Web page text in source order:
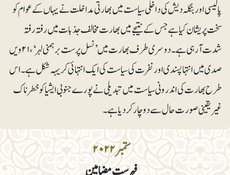
ستمبر ۲۰۲۲
پالیسی اور بنگلہ دیش کی داخلی سیاست میں بھارتی مداخلت نے یہاں کے عوام کو
سخت پریشان کیا ہے جس کے نتیجے میں بھارت مخالف جذبات میں رفتہ رفتہ
شدت آرہی ہے۔ دوسری طرف بھارت میں ’نسل پرست برہمنی لہر‘ ، ۲۱ویں
صدی میں انتہا پسندی اور نفرت کی سیاست کی ایک انتہائی کریہہ شکل ہے۔ اس
طرح بھارت کی اندرونی سیاست میں تبدیلی نےپورے جنوبی ایشیا کو خطرناک
غیریقینی صورت حال سے دوچار کر دیا ہے۔